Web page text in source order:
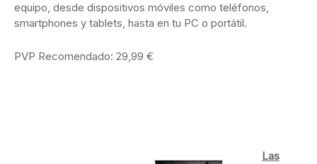
equipo, desde dispositivos móviles como teléfonos,
smartphones y tablets, hasta en tu PC o portátil.
PVP Recomendado: 29,99 €
Las